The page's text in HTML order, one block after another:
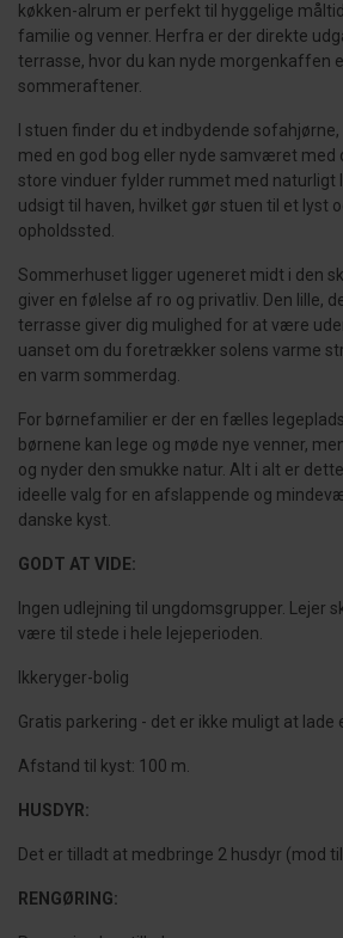
køkken-alrum er perfekt til hyggelige
familie og venner. Herfra er der direkte
terrasse, hvor du kan nyde morgenkaffen
sommeraftener.
I stuen finder du et indbydende
med en god bog eller nyde samværet med
store vinduer fylder rummet med naturligt
udsigt til haven, hvilket gør stuen til et lyst
opholdssted.
Sommerhuset ligger ugeneret midt i den
giver en følelse af ro og privatliv. Den lille,
terrasse giver dig mulighed for at være
uanset om du foretrækker solens varme
en varm sommerdag.
For børnefamilier er der en fælles
børnene kan lege og møde nye venner,
og nyder den smukke natur. Alt i alt er
ideelle valg for en afslappende og
danske kyst.
GODT AT VIDE:
Ingen udlejning til ungdomsgrupper. Lejer
være til stede i hele lejeperioden.
Ikkeryger-bolig
Gratis parkering - det er ikke muligt at lade
Afstand til kyst: 100 m.
HUSDYR:
Det er tilladt at medbringe 2 husdyr (mod
RENGØRING: